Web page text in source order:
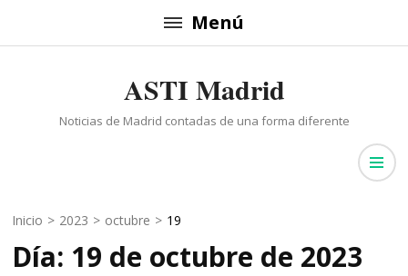
al
Menú
ASTI Madrid
Noticias de Madrid contadas de una forma diferente
Inicio > 2023 > octubre > 19
Día: 19 de octubre de 2023